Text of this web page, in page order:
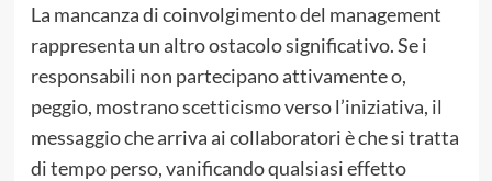
La mancanza di coinvolgimento del management
rappresenta un altro ostacolo significativo. Se i
responsabili non partecipano attivamente o,
peggio, mostrano scetticismo verso l’iniziativa, il
messaggio che arriva ai collaboratori è che si tratta
di tempo perso, vanificando qualsiasi effetto